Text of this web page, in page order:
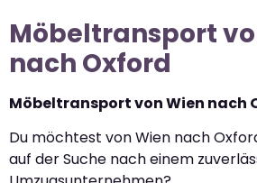
Möbeltransport
nach Oxford
Möbeltransport von Wien nach
Du möchtest von Wien nach
auf der Suche nach einem